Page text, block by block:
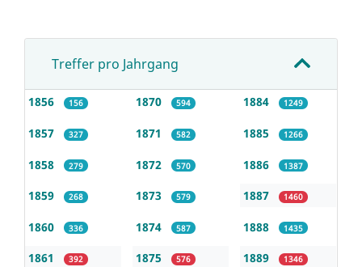
Treffer pro Jahrgang
1856 156
1857 327
1858 279
1859 268
1860 336
1861 392
1870 594
1871 582
1872 570
1873 579
1874 587
1875 576
1884 1249
1885 1266
1886 1387
1887 1460
1888 1435
1889 1346